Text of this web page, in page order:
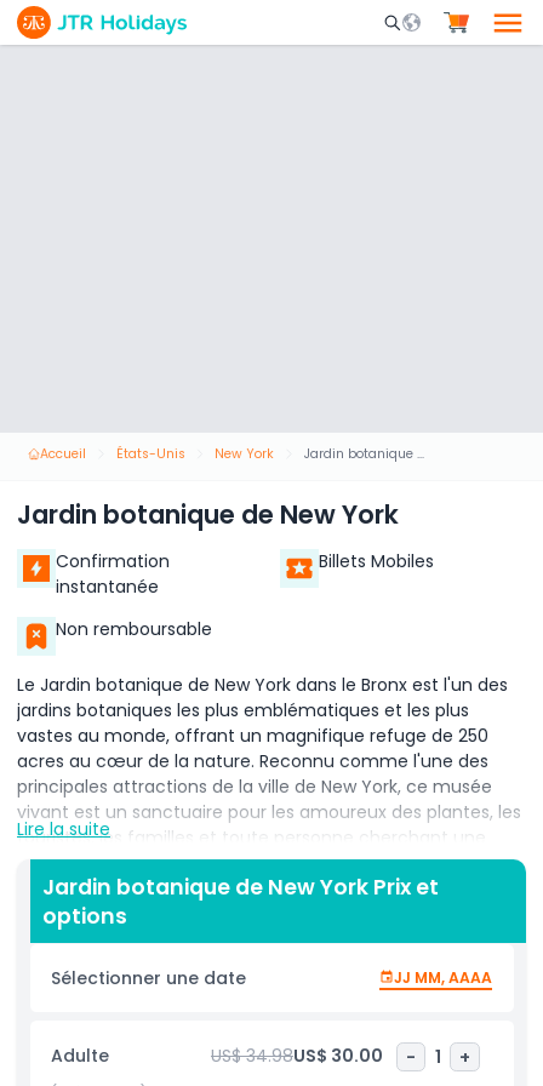
Mobile Search
Accueil États-Unis New York Jardin botanique de New York
Jardin botanique de New York
Confirmation
instantanée
Billets Mobiles
Non remboursable
Le Jardin botanique de New York dans le Bronx est l'un des
jardins botaniques les plus emblématiques et les plus
vastes au monde, offrant un magnifique refuge de 250
acres au cœur de la nature. Reconnu comme l'une des
principales attractions de la ville de New York, ce musée
vivant est un sanctuaire pour les amoureux des plantes, les
touristes, les familles et toute personne cherchant une
escapade paisible loin du rythme effréné de la ville. Les
visiteurs peuvent explorer une collection diversifiée de
jardins thématiques et de paysages aménagés, y compris
la superbe Roseraie Peggy Rockefeller, qui compte plus de 2
700 variétés de roses, les sereins Jardins aquatiques et le
charmant Jardin de rocaille. Un point fort pour les amateurs
de 100 000 arbres, fougères, arbustes et herbes indigènes,
ainsi que l'une des dernières forêts naturelles préservées à
Lire la suite
Jardin botanique de New York Prix et
options
Sélectionner une date JJ MM, AAAA
Adulte US$ 34.98US$ 30.00 - 1 +